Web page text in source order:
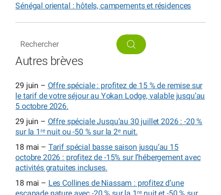
Sénégal oriental : hôtels, campements et résidences
Autres brèves
29 juin – Offre spéciale : profitez de 15 % de remise sur
le tarif de votre séjour au Yokan Lodge, valable jusqu’au
5 octobre 2026.
29 juin – Offre spéciale Jusqu’au 30 juillet 2026 : -20 %
sur la 1ʳᵉ nuit ou -50 % sur la 2ᵉ nuit.
18 mai – Tarif spécial basse saison jusqu’au 15
octobre 2026 : profitez de -15% sur l’hébergement avec
activités gratuites incluses.
18 mai – Les Collines de Niassam : profitez d’une